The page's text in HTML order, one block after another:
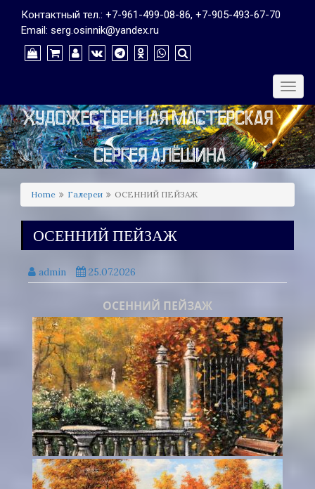
Контактный тел.: +7-961-499-08-86, +7-905-493-67-70
Email: serg.osinnik@yandex.ru
Home Галереи ОСЕННИЙ ПЕЙЗАЖ
ОСЕННИЙ ПЕЙЗАЖ
admin 25.07.2026
ОСЕННИЙ ПЕЙЗАЖ